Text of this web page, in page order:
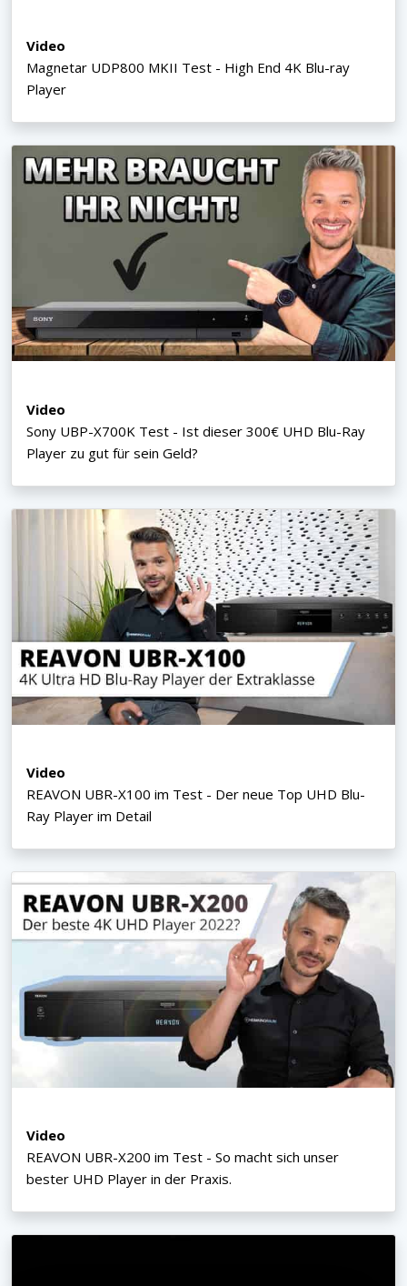
Video
Magnetar UDP800 MKII Test - High End 4K Blu-ray
Player
Video
Sony UBP-X700K Test - Ist dieser 300€ UHD Blu-Ray
Player zu gut für sein Geld?
Video
REAVON UBR-X100 im Test - Der neue Top UHD Blu-
Ray Player im Detail
Video
REAVON UBR-X200 im Test - So macht sich unser
bester UHD Player in der Praxis.